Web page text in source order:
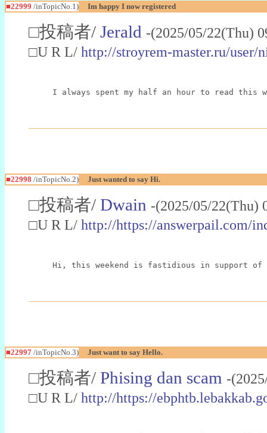
■22999 /inTopicNo.1) Im happy I now registered
□投稿者/ Jerald -(2025/05/22(Thu)
□U R L/ http://stroyrem-master.ru/user/
I always spent my half an hour to read
■22998 /inTopicNo.2) Just wanted to say Hi.
□投稿者/ Dwain -(2025/05/
□U R L/ http://https://answerpail.com/
Hi, this weekend is fastidious in support of
■22997 /inTopicNo.3) Just want to say Hello.
□投稿者/ Phising dan scam -
□U R L/ http://https://